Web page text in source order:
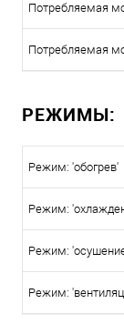
Потребляемая
Потребляемая
РЕЖИМЫ:
Режим: 'обогрев'
Режим:
Режим:
Режим: